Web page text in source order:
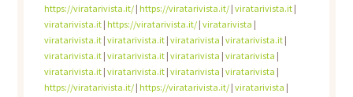
https://viratarivista.it/| https://viratarivista.it/| viratarivista.it|
viratarivista.it| https://viratarivista.it/| viratarivista |
viratarivista.it| viratarivista.it| viratarivista | viratarivista.it|
viratarivista.it| viratarivista.it| viratarivista | viratarivista |
viratarivista.it| viratarivista.it| viratarivista | viratarivista |
https://viratarivista.it/| https://viratarivista.it/| viratarivista |